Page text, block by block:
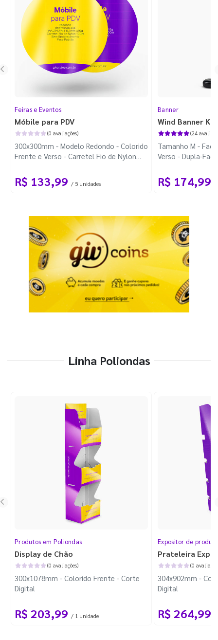
Feiras e Eventos
Móbile para PDV
(0 avaliações)
300x300mm - Modelo Redondo - Colorido
Frente e Verso - Carretel Fio de Nylon
R$ 133,99 / 5 unidades
Banner
Wind Banner
(24
Tamanho M -
Verso - Dupla-
R$ 174,99
Linha Poliondas
Produtos em Poliondas
Display de Chão
(0 avaliações)
300x1078mm - Colorido Frente - Corte
Digital
R$ 203,99 / 1 unidade
Expositor de
Prateleira
(0
304x902mm -
Digital
R$ 264,99